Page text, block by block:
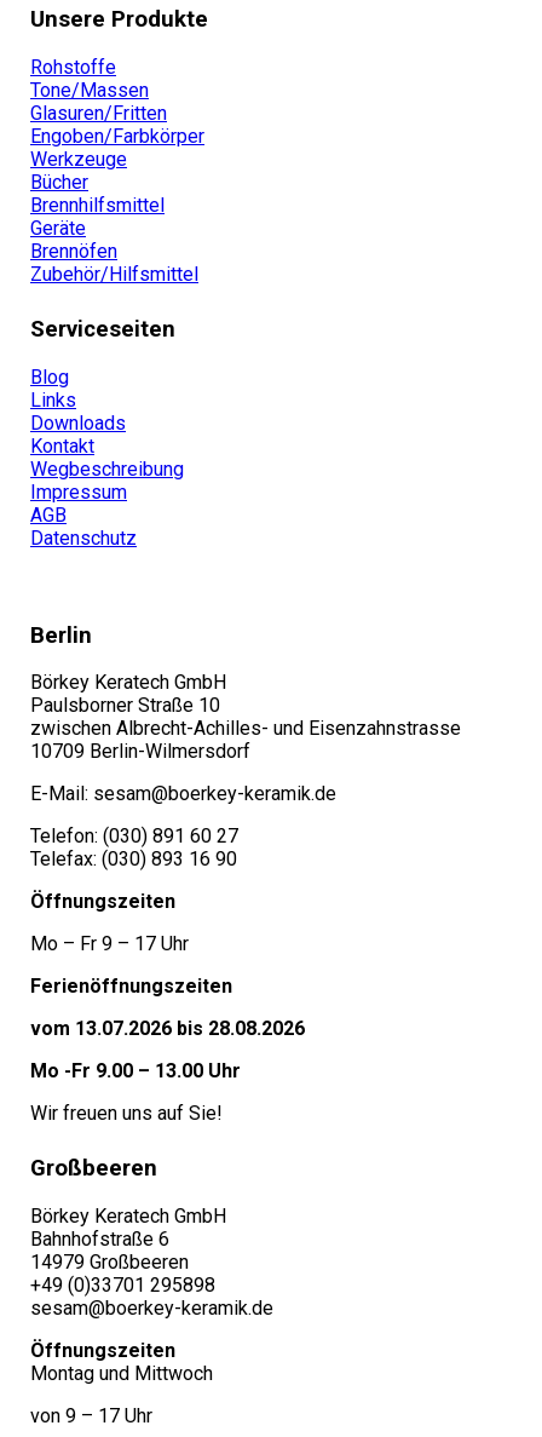
Unsere Produkte
Rohstoffe
Tone/Massen
Glasuren/Fritten
Engoben/Farbkörper
Werkzeuge
Bücher
Brennhilfsmittel
Geräte
Brennöfen
Zubehör/Hilfsmittel
Serviceseiten
Blog
Links
Downloads
Kontakt
Wegbeschreibung
Impressum
AGB
Datenschutz
Berlin
Börkey Keratech GmbH
Paulsborner Straße 10
zwischen Albrecht-Achilles- und Eisenzahnstrasse
10709 Berlin-Wilmersdorf
E-Mail: sesam@boerkey-keramik.de
Telefon: (030) 891 60 27
Telefax: (030) 893 16 90
Öffnungszeiten
Mo – Fr 9 – 17 Uhr
Ferienöffnungszeiten
vom 13.07.2026 bis 28.08.2026
Mo -Fr 9.00 – 13.00 Uhr
Wir freuen uns auf Sie!
Großbeeren
Börkey Keratech GmbH
Bahnhofstraße 6
14979 Großbeeren
+49 (0)33701 295898
sesam@boerkey-keramik.de
Öffnungszeiten
Montag und Mittwoch
von 9 – 17 Uhr